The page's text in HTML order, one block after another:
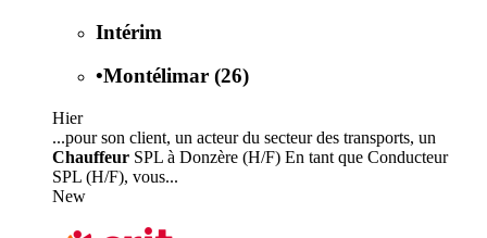
Intérim
•Montélimar (26)
Hier
...pour son client, un acteur du secteur des transports, un
Chauffeur SPL à Donzère (H/F) En tant que Conducteur
SPL (H/F), vous...
New